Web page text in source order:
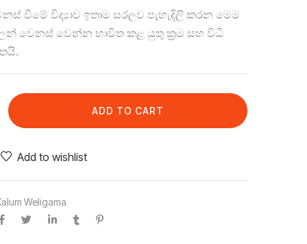
වීමේ විද්‍යාව ඉතාම සරලව පැහැදිලි කරන මෙම
වෙනස් වෙන්න භාවිත කළ යුතු ක්‍රම සහ විධි
ADD TO CART
Add to wishlist
Weligama